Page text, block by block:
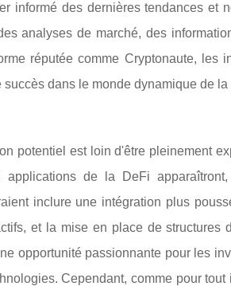
informé des dernières tendances et
analyses de marché, des
réputée comme Cryptonaute, les
dans le monde dynamique de la
potentiel est loin d'être pleinement
de la DeFi
inclure une intégration plus
et la mise en place de structures
opportunité passionnante pour les
Cependant, comme pour tout